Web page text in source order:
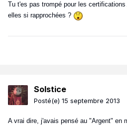
Tu t'es pas trompé pour les
elles si rapprochées ?
Solstice
Posté(e) 15 septembre 2013
A vrai dire, j'avais pensé au "Argent" en